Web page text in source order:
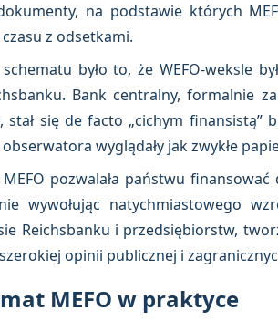
na podstawie których
z odsetkami.
było to, że WEFO-weksle
Bank centralny, formalnie
się de facto „cichym
wyglądały jak zwykłe
pozwalała państwu
wywołując natychmiastowego
Reichsbanku i przedsiębiorstw,
opinii publicznej i
MEFO w praktyce